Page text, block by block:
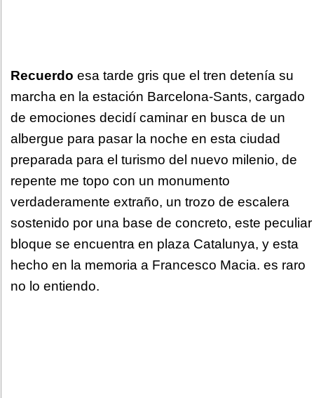
Recuerdo esa tarde gris que el tren detenía su
marcha en la estación Barcelona-Sants, cargado
de emociones decidí caminar en busca de un
albergue para pasar la noche en esta ciudad
preparada para el turismo del nuevo milenio, de
repente me topo con un monumento
verdaderamente extraño, un trozo de escalera
sostenido por una base de concreto, este peculiar
bloque se encuentra en plaza Catalunya, y esta
hecho en la memoria a Francesco Macia. es raro
no lo entiendo.